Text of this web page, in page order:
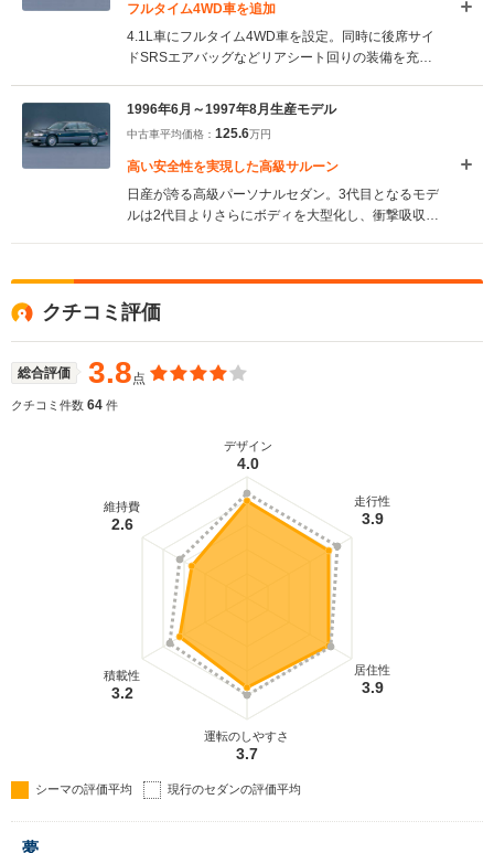
フルタイム4WD車を追加
4.1L車にフルタイム4WD車を設定。同時に後席サイ
ドSRSエアバッグなどリアシート回りの装備を充実
SRSエアバッグやキセノンヘッドライト、抗菌イン
テリアなどを採用。（1997.9）
1996年6月～1997年8月生産モデル
中古車平均価格： 125.6万円
高い安全性を実現した高級サルーン
日産が誇る高級パーソナルセダン。3代目となるモデ
ルは2代目よりさらにボディを大型化し、衝撃吸収ボ
エアバッグに加え、前席サイドSRSエアバッグも装
備するなど高い安全性を備える。エンジンは先代同
様4.1LのV8と3LのV6ターボを搭載。どちらも大幅
な改良が加えられ最高出力はともに270psとなっ
た。ノーマルシリーズのほか丸目4灯風のヘッドライ
トや黒系でまとめられたインテリアなどスポーティ
クチコミ評価
総合評価 3.8点
クチコミ件数 64 件
デザイン
4.0
走行性
3.9
居住性
3.9
運転のしやすさ
3.7
積載性
3.2
維持費
2.6
シーマの評価平均 現行のセダンの評価平均
夢